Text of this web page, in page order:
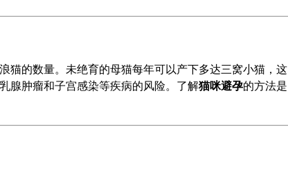
猫的数量。未绝育的母猫每年可以产下多达三窝小猫，这
腺肿瘤和子宫感染等疾病的风险。了解猫咪避孕的方法是